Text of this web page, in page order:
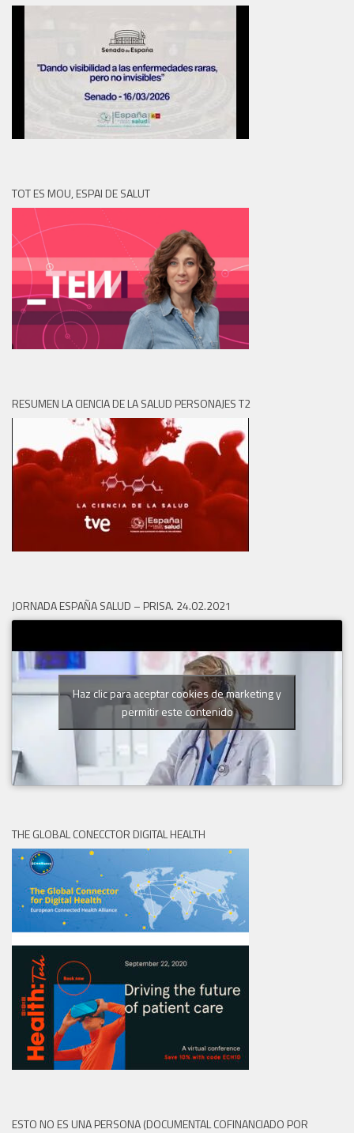
TOT ES MOU, ESPAI DE SALUT
RESUMEN LA CIENCIA DE LA SALUD PERSONAJES T2
JORNADA ESPAÑA SALUD – PRISA. 24.02.2021
Haz clic para aceptar cookies de marketing y
permitir este contenido
THE GLOBAL CONECCTOR DIGITAL HEALTH
ESTO NO ES UNA PERSONA (DOCUMENTAL COFINANCIADO POR